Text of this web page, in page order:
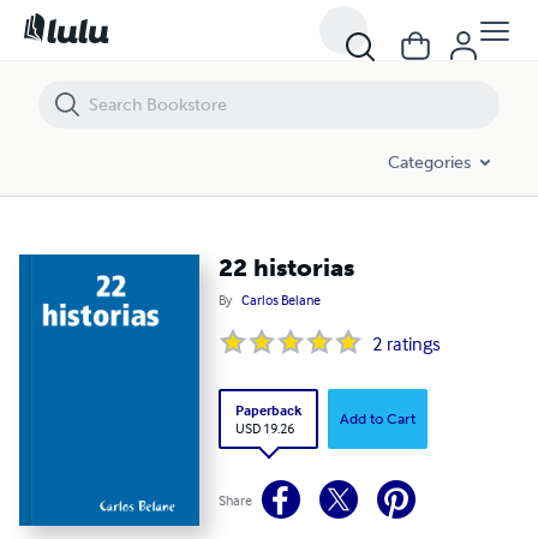
Categories
22 historias
By Carlos Belane
2 ratings
Paperback
USD 19.26
Add to Cart
Share
22 historias